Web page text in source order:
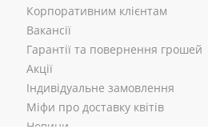
Корпоративним клієнтам
Вакансії
Гарантії та повернення грошей
Акції
Індивідуальне замовлення
Міфи про доставку квітів